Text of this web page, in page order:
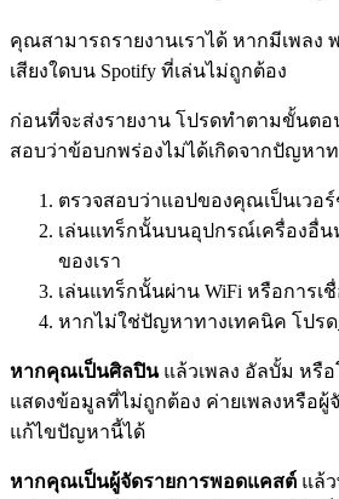
คุณสามารถรายงานเราได้ หากมีเพลง
เสียงใดบน Spotify ที่เล่นไม่ถูกต้อง
ก่อนที่จะส่งรายงาน โปรดทำตามขั้นตอ
สอบว่าข้อบกพร่องไม่ได้เกิดจากปัญหา
ตรวจสอบว่าแอปของคุณเป็นเวอ
เล่นแทร็กนั้นบนอุปกรณ์เครื่องอื่นห
ของเรา
เล่นแทร็กนั้นผ่าน WiFi หรือการ
หากไม่ใช่ปัญหาทางเทคนิค โปรด
หากคุณเป็นศิลปินแล้วเพลง อัลบั้ม หรื
แสดงข้อมูลที่ไม่ถูกต้อง ค่ายเพลงหรือ
แก้ไขปัญหานี้ได้
หากคุณเป็นผู้จัดรายการพอดแคสต์ แล้